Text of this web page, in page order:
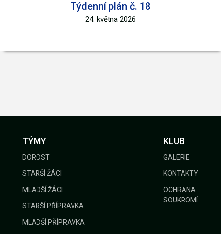
Týdenní plán č. 18
24. května 2026
TÝMY
DOROST
STARŠÍ ŽÁCI
MLADŠÍ ŽÁCI
STARŠÍ PŘÍPRAVKA
MLADŠÍ PŘÍPRAVKA
KLUB
GALERIE
KONTAKTY
OCHRANA
SOUKROMÍ